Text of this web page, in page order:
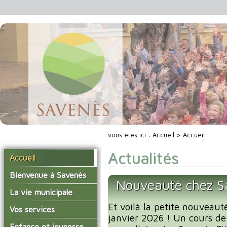
Accueil
Bienvenue à Savenès
Situer Savenès
Savenès en chiffre
L'histoire du village
La vie municipale
Vos élus
Les compte-rendus du
Vos services
La mairie
vous êtes ici : Accueil > Accueil
Actualités
Nouveauté chez
Et voilà la petite
janvier 2026 ! Un cours